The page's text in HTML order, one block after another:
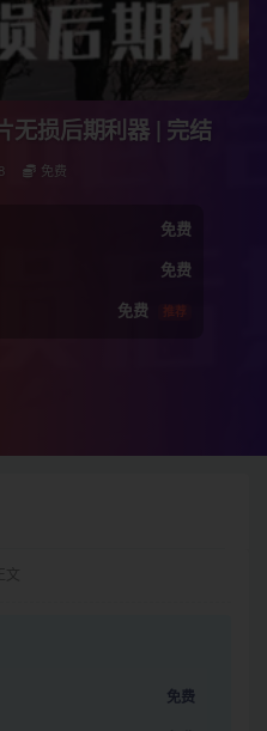
无损后期利器 | 完结
免费
免费
免费
免费 推荐
免费